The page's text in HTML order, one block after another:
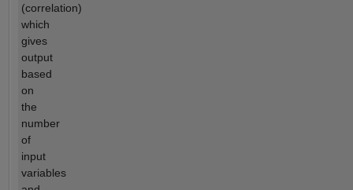
(correlation)
which
gives
output
based
on
the
number
of
input
variables